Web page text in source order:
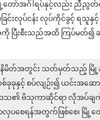
တော်အင်္ဂါရပ်နှင့်လည်း ညီညွတ်
လုပ်ငန်း လုပ်ကိုင်ခွင့် ရသူနှင့်
ပြီးစီးသည်အထိ ကြပ်မတ်
မိတ်အတွင်း သတ်မှတ်သည့် မြို့န
ခုနှင့် စပ်လျဉ်း၍ ယင်းအဆ
၏ ဗိသုကာဆိုင်ရာ လိုအပ်ချ
လှပစေရန်အတွက်ဖြစ်စေ၊ မြို့တ